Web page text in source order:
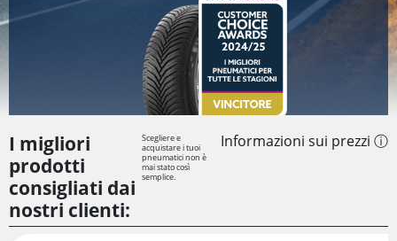
I migliori
prodotti
consigliati dai
nostri clienti:
Scegliere e
acquistare i tuoi
pneumatici non è
mai stato così
semplice.
Informazioni sui prezzi ⓘ